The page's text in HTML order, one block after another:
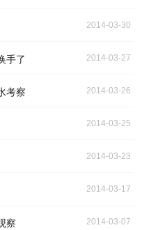
2014-03-30
手了 2014-03-27
考察 2014-03-26
2014-03-25
2014-03-23
2014-03-17
察 2014-03-07